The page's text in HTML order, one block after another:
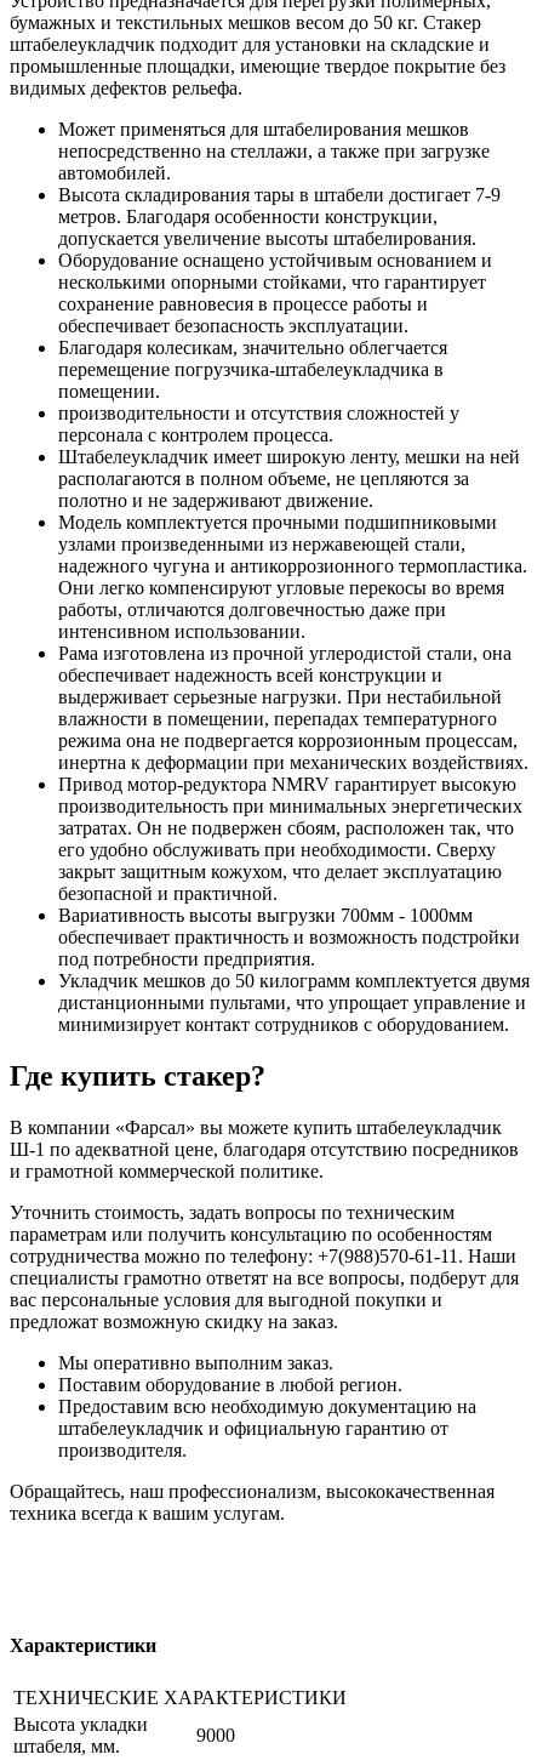
бумажных и текстильных мешков весом до 50 кг. Стакер
штабелеукладчик подходит для установки на складские и
промышленные площадки, имеющие твердое покрытие без
видимых дефектов рельефа.
Может применяться для штабелирования мешков
непосредственно на стеллажи, а также при загрузке
автомобилей.
Высота складирования тары в штабели достигает 7-9
метров. Благодаря особенности конструкции,
допускается увеличение высоты штабелирования.
Оборудование оснащено устойчивым основанием и
несколькими опорными стойками, что гарантирует
сохранение равновесия в процессе работы и
обеспечивает безопасность эксплуатации.
Благодаря колесикам, значительно облегчается
перемещение погрузчика-штабелеукладчика в
помещении.
производительности и отсутствия сложностей у
персонала с контролем процесса.
Штабелеукладчик имеет широкую ленту, мешки на ней
располагаются в полном объеме, не цепляются за
полотно и не задерживают движение.
Модель комплектуется прочными подшипниковыми
узлами произведенными из нержавеющей стали,
надежного чугуна и антикоррозионного термопластика.
Они легко компенсируют угловые перекосы во время
работы, отличаются долговечностью даже при
интенсивном использовании.
Рама изготовлена из прочной углеродистой стали, она
обеспечивает надежность всей конструкции и
выдерживает серьезные нагрузки. При нестабильной
влажности в помещении, перепадах температурного
режима она не подвергается коррозионным процессам,
инертна к деформации при механических воздействиях.
Привод мотор-редуктора NMRV гарантирует высокую
производительность при минимальных энергетических
затратах. Он не подвержен сбоям, расположен так, что
его удобно обслуживать при необходимости. Сверху
закрыт защитным кожухом, что делает эксплуатацию
безопасной и практичной.
Вариативность высоты выгрузки 700мм - 1000мм
обеспечивает практичность и возможность подстройки
под потребности предприятия.
Укладчик мешков до 50 килограмм комплектуется двумя
дистанционными пультами, что упрощает управление и
минимизирует контакт сотрудников с оборудованием.
Где купить стакер?
В компании «Фарсал» вы можете купить штабелеукладчик
Ш-1 по адекватной цене, благодаря отсутствию посредников
и грамотной коммерческой политике.
Уточнить стоимость, задать вопросы по техническим
параметрам или получить консультацию по особенностям
сотрудничества можно по телефону: +7(988)570-61-11. Наши
специалисты грамотно ответят на все вопросы, подберут для
вас персональные условия для выгодной покупки и
предложат возможную скидку на заказ.
Мы оперативно выполним заказ.
Поставим оборудование в любой регион.
Предоставим всю необходимую документацию на
штабелеукладчик и официальную гарантию от
производителя.
Обращайтесь, наш профессионализм, высококачественная
техника всегда к вашим услугам.
Характеристики
ТЕХНИЧЕСКИЕ ХАРАКТЕРИСТИКИ
Высота укладки
штабеля, мм.
9000